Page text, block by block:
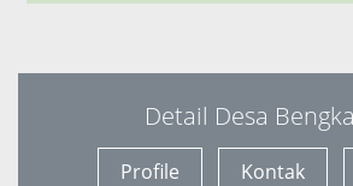
Detail Desa
Profile Kontak